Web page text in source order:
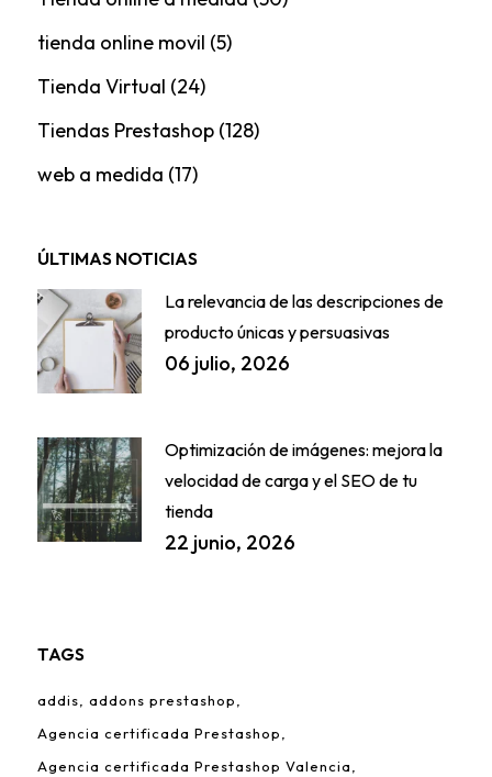
tienda online movil (5)
Tienda Virtual (24)
Tiendas Prestashop(128)
web a medida (17)
ÚLTIMAS NOTICIAS
La relevancia de las descripciones de
producto únicas y persuasivas
06 julio, 2026
Optimización de imágenes: mejora la
velocidad de carga y el SEO de tu
tienda
22 junio, 2026
TAGS
addis
addons prestashop
Agencia certificada Prestashop
Agencia certificada Prestashop Valencia